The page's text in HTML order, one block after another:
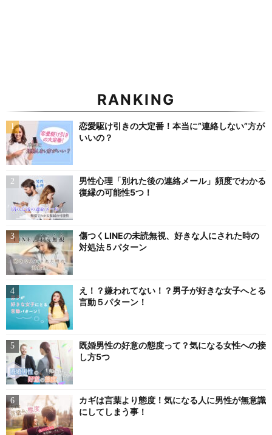
RANKING
恋愛駆け引きの大定番！本当に”連絡しない”方が
いいの？
男性心理「別れた後の連絡メール」頻度でわかる
復縁の可能性5つ！
傷つくLINEの未読無視、好きな人にされた時の
対処法５パターン
え！？嫌われてない！？男子が好きな女子へとる
言動５パターン！
既婚男性の好意の態度って？気になる女性への接
し方5つ
カギは言葉より態度！気になる人に男性が無意識
にしてしまう事！